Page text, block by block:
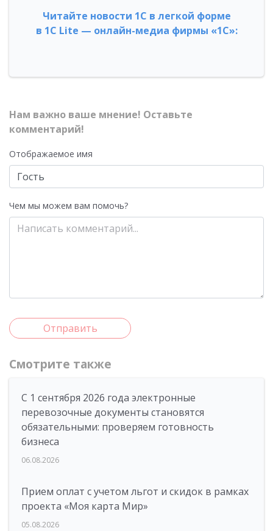
Читайте новости 1С в легкой форме
в 1С Lite — онлайн-медиа фирмы «1С»:
Нам важно ваше мнение! Оставьте
комментарий!
Отображаемое имя
Чем мы можем вам помочь?
Отправить
Смотрите также
С 1 сентября 2026 года электронные
перевозочные документы становятся
обязательными: проверяем готовность
бизнеса
06.08.2026
Прием оплат с учетом льгот и скидок в рамках
проекта «Моя карта Мир»
05.08.2026